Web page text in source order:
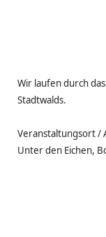
Wir laufen durch
Stadtwalds.
Veranstaltungsort /
Unter den Eichen,